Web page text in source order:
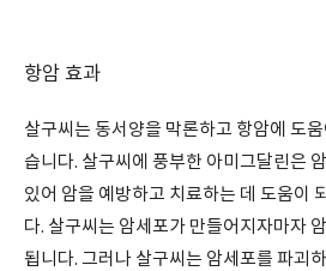
항암 효과
살구씨는 동서양을 막론하고 항암에 도
습니다. 살구씨에 풍부한 아미그달린은
있어 암을 예방하고 치료하는 데 도움이
다. 살구씨는 암세포가 만들어지자마자
됩니다. 그러나 살구씨는 암세포를 파괴